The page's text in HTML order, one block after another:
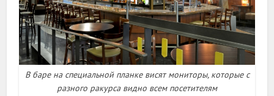
В баре на специальной планке висят мониторы, которые с
разного ракурса видно всем посетителям